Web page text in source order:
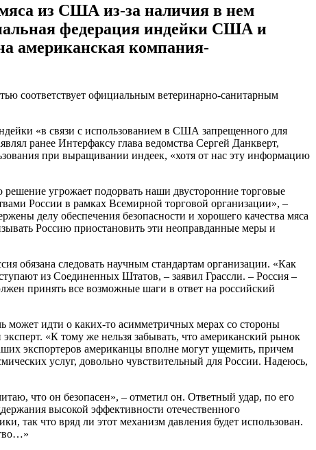
из США из-за наличия в нем
федерация индейки США и
американская компания-
соответствует официальным ветеринарно-санитарным
«в связи с использованием в США запрещенного для
ранее Интерфаксу глава ведомства Сергей Данкверт,
при выращивании индеек, «хотя от нас эту информацию
угрожает подорвать наши двусторонние торговые
России в рамках Всемирной торговой организации», –
делу обеспечения безопасности и хорошего качества мяса
Россию приостановить эти неоправданные меры и
обязана следовать научным стандартам организации. «Как
из Соединенных Штатов, – заявил Грассли. – Россия –
принять все возможные шаги в ответ на российский
идти о каких-то асимметричных мерах со стороны
«К тому же нельзя забывать, что американский рынок
экспортеров американцы вполне могут ущемить, причем
услуг, довольно чувствительный для России. Надеюсь,
что он безопасен», – отметил он. Ответный удар, по его
высокой эффективности отечественного
так что вряд ли этот механизм давления будет использован.